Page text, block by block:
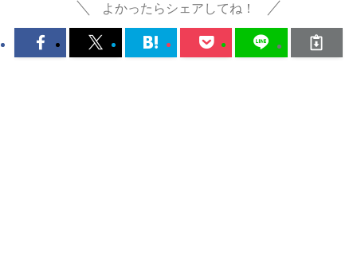
よかったらシェアしてね！